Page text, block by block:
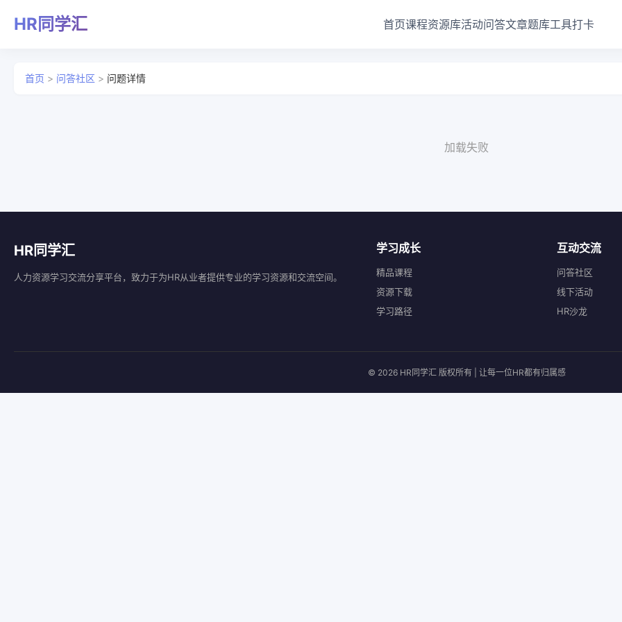
HR同学汇 首页课程资源库活动问答文章题库工具打卡
首页 > 问答社区 > 问题详情
加载失败
HR同学汇
人力资源学习交流分享平台，致力于为HR从业者提供专业的学习资源和交流空间。
学习成长
精品课程
资源下载
学习路径
互动交流
问答社区
线下活动
HR沙龙
© 2026 HR同学汇 版权所有 | 让每一位HR都有归属感